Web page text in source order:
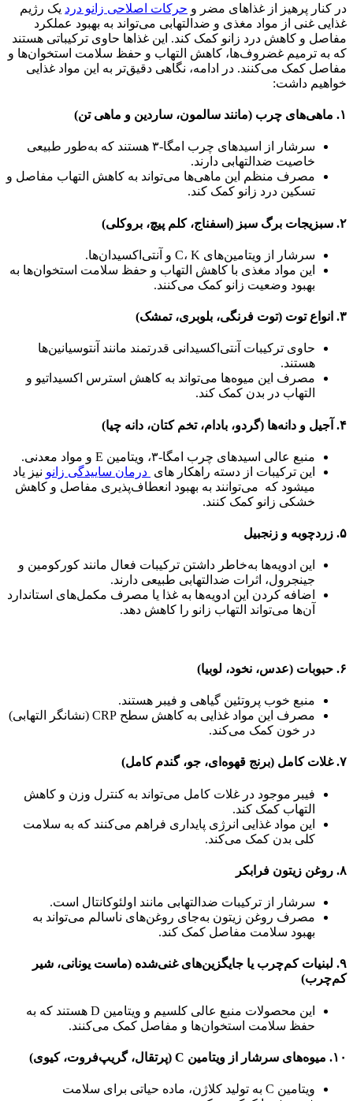
در کنار پرهیز از غذاهای مضر و حرکات اصلاحی زانو درد یک رژیم
غذایی غنی از مواد مغذی و ضدالتهابی می‌تواند به بهبود عملکرد
مفاصل و کاهش درد زانو کمک کند. این غذاها حاوی ترکیباتی هستند
که به ترمیم غضروف‌ها، کاهش التهاب و حفظ سلامت استخوان‌ها و
مفاصل کمک می‌کنند. در ادامه، نگاهی دقیق‌تر به این مواد غذایی
خواهیم داشت:
۱. ماهی‌های چرب (مانند سالمون، ساردین و ماهی تن)
سرشار از اسیدهای چرب امگا-۳ هستند که به‌طور طبیعی
خاصیت ضدالتهابی دارند.
مصرف منظم این ماهی‌ها می‌تواند به کاهش التهاب مفاصل و
تسکین درد زانو کمک کند.
۲. سبزیجات برگ سبز (اسفناج، کلم پیچ، بروکلی)
سرشار از ویتامین‌های C، K و آنتی‌اکسیدان‌ها.
این مواد مغذی با کاهش التهاب و حفظ سلامت استخوان‌ها به
بهبود وضعیت زانو کمک می‌کنند.
۳. انواع توت (توت فرنگی، بلوبری، تمشک)
حاوی ترکیبات آنتی‌اکسیدانی قدرتمند مانند آنتوسیانین‌ها
هستند.
مصرف این میوه‌ها می‌تواند به کاهش استرس اکسیداتیو و
التهاب در بدن کمک کند.
۴. آجیل و دانه‌ها (گردو، بادام، تخم کتان، دانه چیا)
منبع عالی اسیدهای چرب امگا-۳، ویتامین E و مواد معدنی.
این ترکیبات از دسته راهکار های درمان ساییدگی زانو نیز یاد
میشود که می‌توانند به بهبود انعطاف‌پذیری مفاصل و کاهش
خشکی زانو کمک کنند.
۵. زردچوبه و زنجبیل
این ادویه‌ها به‌خاطر داشتن ترکیبات فعال مانند کورکومین و
جینجرول، اثرات ضدالتهابی طبیعی دارند.
اضافه کردن این ادویه‌ها به غذا یا مصرف مکمل‌های استاندارد
آن‌ها می‌تواند التهاب زانو را کاهش دهد.
۶. حبوبات (عدس، نخود، لوبیا)
منبع خوب پروتئین گیاهی و فیبر هستند.
مصرف این مواد غذایی به کاهش سطح CRP (نشانگر التهابی)
در خون کمک می‌کند.
۷. غلات کامل (برنج قهوه‌ای، جو، گندم کامل)
فیبر موجود در غلات کامل می‌تواند به کنترل وزن و کاهش
التهاب کمک کند.
این مواد غذایی انرژی پایداری فراهم می‌کنند که به سلامت
کلی بدن کمک می‌کند.
۸. روغن زیتون فرابکر
سرشار از ترکیبات ضدالتهابی مانند اولئوکانتال است.
مصرف روغن زیتون به‌جای روغن‌های ناسالم می‌تواند به
بهبود سلامت مفاصل کمک کند.
۹. لبنیات کم‌چرب یا جایگزین‌های غنی‌شده (ماست یونانی، شیر
کم‌چرب)
این محصولات منبع عالی کلسیم و ویتامین D هستند که به
حفظ سلامت استخوان‌ها و مفاصل کمک می‌کنند.
۱۰. میوه‌های سرشار از ویتامین C (پرتقال، گریپ‌فروت، کیوی)
ویتامین C به تولید کلاژن، ماده حیاتی برای سلامت